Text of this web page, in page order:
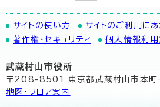
サイトの使い方
サイトのご利用にあ
著作権・セキュリティ
個人情報利用
武蔵村山市役所
〒208-8501 東京都武蔵村山市本
地図･フロア案内